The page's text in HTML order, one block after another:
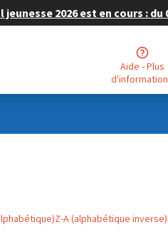
2026 est en cours : du
Aide - Plus
Z-A (alphabétique inverse)